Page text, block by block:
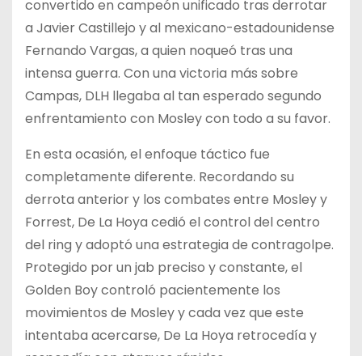
convertido en campeón unificado tras derrotar
a Javier Castillejo y al mexicano-estadounidense
Fernando Vargas, a quien noqueó tras una
intensa guerra. Con una victoria más sobre
Campas, DLH llegaba al tan esperado segundo
enfrentamiento con Mosley con todo a su favor.
En esta ocasión, el enfoque táctico fue
completamente diferente. Recordando su
derrota anterior y los combates entre Mosley y
Forrest, De La Hoya cedió el control del centro
del ring y adoptó una estrategia de contragolpe.
Protegido por un jab preciso y constante, el
Golden Boy controló pacientemente los
movimientos de Mosley y cada vez que este
intentaba acercarse, De La Hoya retrocedía y